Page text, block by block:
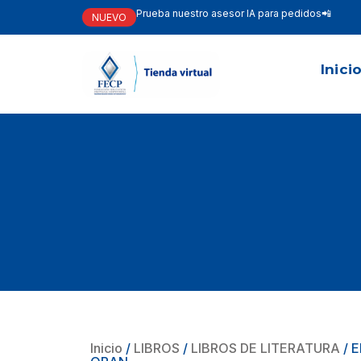
NUEVO Prueba nuestro asesor IA para pedidos📲
Inicio / LIBROS / LIBROS DE LITERATURA /